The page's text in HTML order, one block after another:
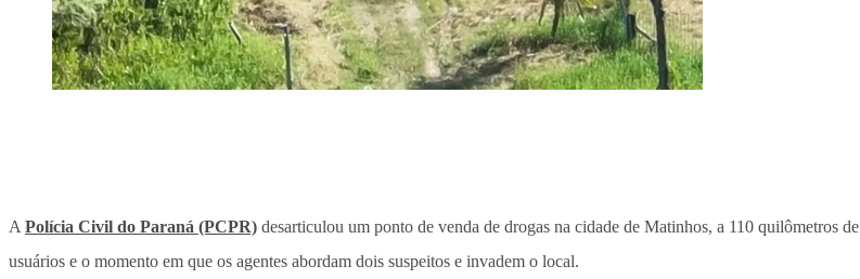
A Polícia Civil do Paraná (PCPR) desarticulou um ponto de venda de drogas na cidade de Matinhos, a 110 quilômetros de
usuários e o momento em que os agentes abordam dois suspeitos e invadem o local.